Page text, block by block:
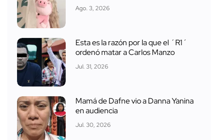
Ago. 3, 2026
Esta es la razón por la que el ´R1´
ordenó matar a Carlos Manzo
Jul. 31, 2026
Mamá de Dafne vio a Danna Yanina
en audiencia
Jul. 30, 2026